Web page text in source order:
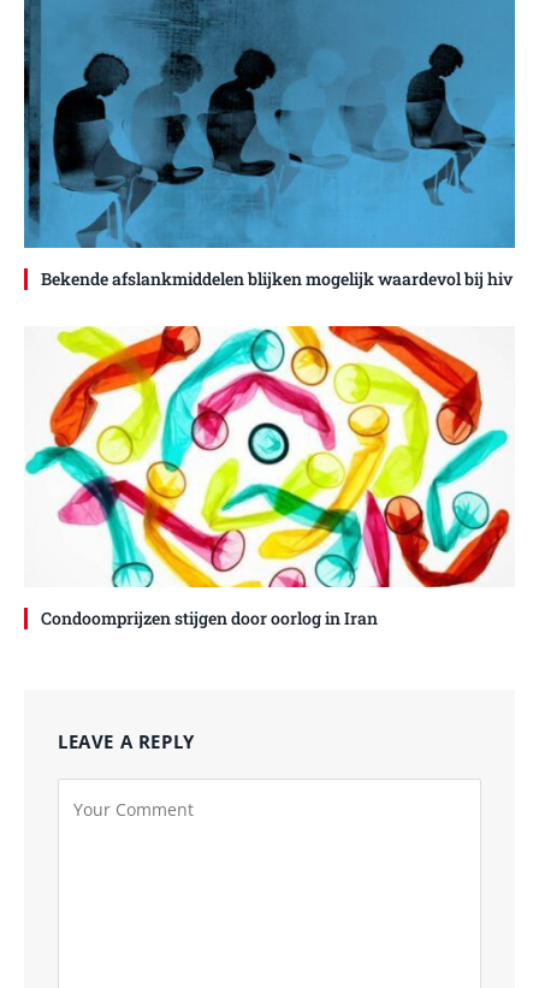
Bekende afslankmiddelen blijken mogelijk waardevol bij hiv
Condoomprijzen stijgen door oorlog in Iran
LEAVE A REPLY